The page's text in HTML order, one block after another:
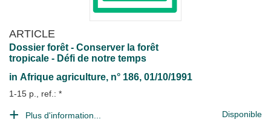
ARTICLE
Dossier forêt - Conserver la forêt
tropicale - Défi de notre temps
in Afrique agriculture, n° 186, 01/10/1991
1-15 p., ref.: *
Plus d'information... Disponible